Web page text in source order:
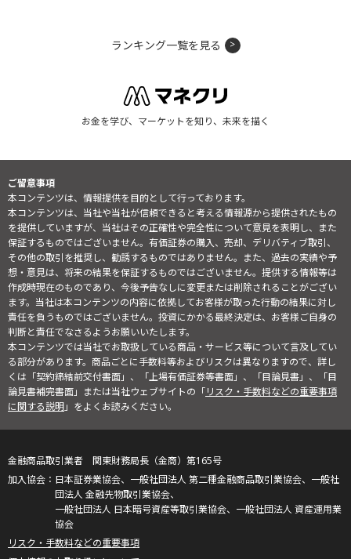
ランキング一覧を見る
お金を学び、マーケットを知り、未来を描く
ご留意事項
本コンテンツは、情報提供を目的として行っております。
本コンテンツは、当社や当社が信頼できると考える情報源から提供されたもの
を提供していますが、当社はその正確性や完全性について意見を表明し、また
保証するものではございません。有価証券の購入、売却、デリバティブ取引、
その他の取引を推奨し、勧誘するものではありません。また、過去の実績や予
想・意見は、将来の結果を保証するものではございません。提供する情報等は
作成時現在のものであり、今後予告なしに変更または削除されることがござい
ます。当社は本コンテンツの内容に依拠してお客様が取った行動の結果に対し
責任を負うものではございません。投資にかかる最終決定は、お客様ご自身の
判断と責任でなさるようお願いいたします。
本コンテンツでは当社でお取扱している商品・サービス等について言及してい
る部分があります。商品ごとに手数料等およびリスクは異なりますので、詳し
くは「契約締結前交付書面」、「上場有価証券等書面」、「目論見書」、「目
論見書補完書面」または当社ウェブサイトの「リスク・手数料などの重要事項
に関する説明」をよくお読みください。
金融商品取引業者 関東財務局長（金商）第165号
日本証券業協会、一般社団法人 第二種金融商品取引業協会、一般社
団法人 金融先物取引業協会、
一般社団法人 日本暗号資産等取引業協会、一般社団法人 資産運用業
協会
リスク・手数料などの重要事項